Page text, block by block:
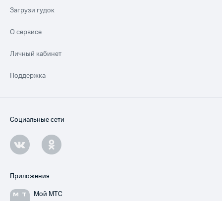
Загрузи гудок
О сервисе
Личный кабинет
Поддержка
Социальные сети
Приложения
Мой МТС